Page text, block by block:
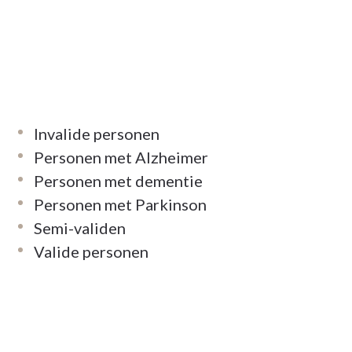
Invalide personen
Personen met Alzheimer
Personen met dementie
Personen met Parkinson
Semi-validen
Valide personen